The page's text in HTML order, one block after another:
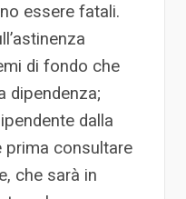
essere fatali.
di fondo che
dipendenza;
dalla
prima consultare
che sarà in